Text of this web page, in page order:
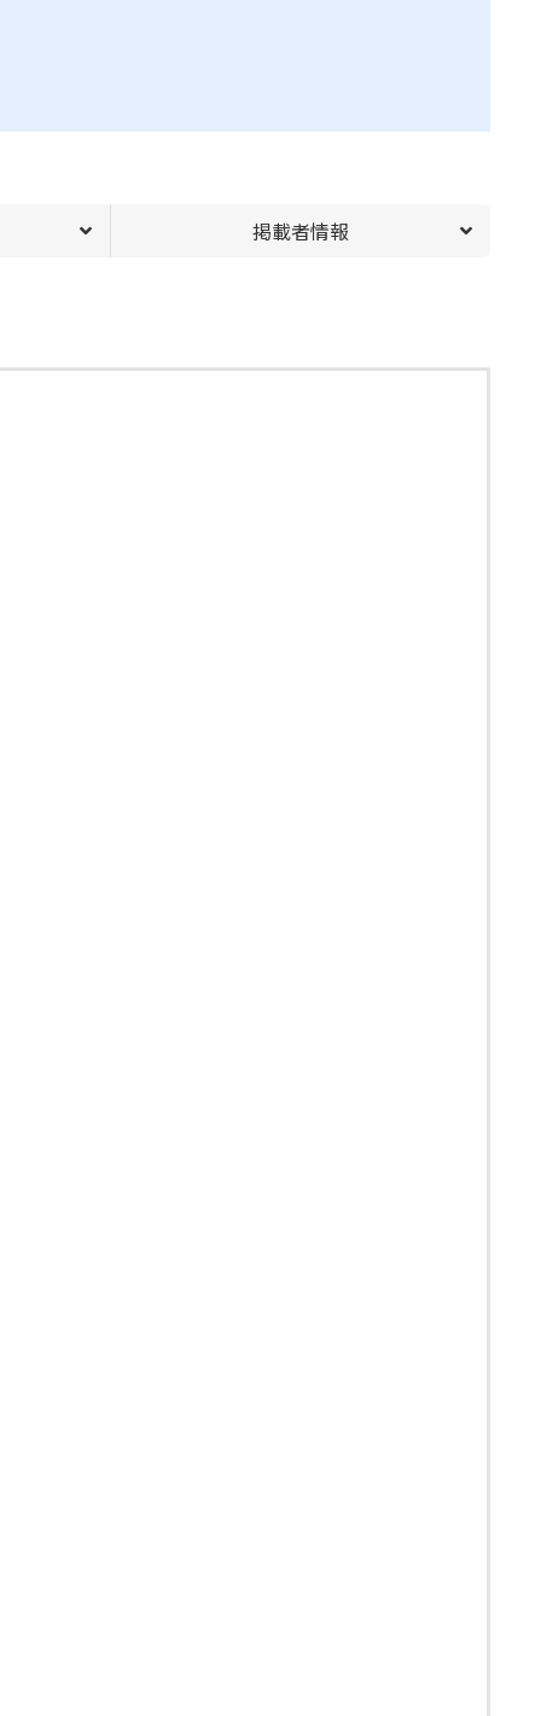
掲載者情報